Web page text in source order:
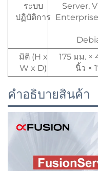
ระบบ
ปฏิบัติการ
Server,
มิติ (H x
W x D)
175 มม. ×
นิ้ว ×
คำอธิบายสินค้า